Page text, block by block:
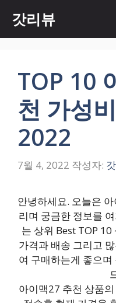
츠
갓리뷰
TOP 10
천 가성
2022
7월 4, 2022 작성자:
안녕하세요. 오늘은
리며 궁금한 정보를
는 상위 Best TOP
가격과 배송 그리고
여 구매하는게 좋으
아이맥27 추천 상품